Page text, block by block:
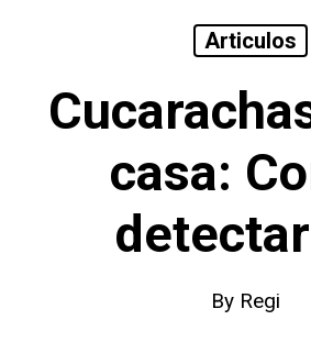
Articulos
casa:
By Regi